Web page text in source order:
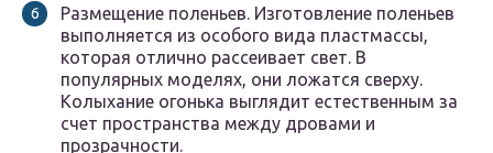
Размещение поленьев. Изготовление поленьев
выполняется из особого вида пластмассы,
которая отлично рассеивает свет. В
популярных моделях, они ложатся сверху.
Колыхание огонька выглядит естественным за
счет пространства между дровами и
прозрачности.